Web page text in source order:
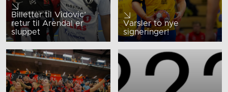
Billetter til Vidovic’
retur til Arendal er
sluppet
Varsler to nye
signeringer!